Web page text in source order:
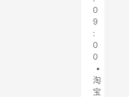
0
9
:
0
0
•
淘
宝